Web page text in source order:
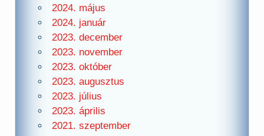
2024. május
2024. január
2023. december
2023. november
2023. október
2023. augusztus
2023. július
2023. április
2021. szeptember